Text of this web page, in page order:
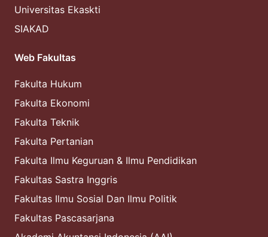
Universitas Ekaskti
SIAKAD
Web Fakultas
Fakulta Hukum
Fakulta Ekonomi
Fakulta Teknik
Fakulta Pertanian
Fakulta Ilmu Keguruan & Ilmu Pendidikan
Fakultas Sastra Inggris
Fakultas Ilmu Sosial Dan Ilmu Politik
Fakultas Pascasarjana